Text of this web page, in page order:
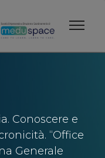
Conoscere e
“Office
Generale